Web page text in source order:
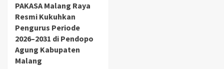
PAKASA Malang Raya
Resmi Kukuhkan
Pengurus Periode
2026–2031 di Pendopo
Agung Kabupaten
Malang